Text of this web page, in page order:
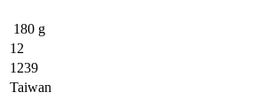
180 g
12
1239
Taiwan